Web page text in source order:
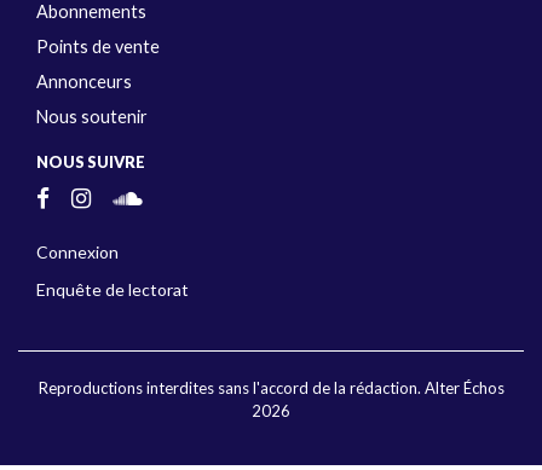
Abonnements
Points de vente
Annonceurs
Nous soutenir
NOUS SUIVRE
Connexion
Enquête de lectorat
Reproductions interdites sans l'accord de la rédaction. Alter Échos
2026